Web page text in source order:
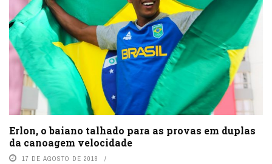
Erlon, o baiano talhado para as provas em duplas
da canoagem velocidade
17 DE AGOSTO DE 2018